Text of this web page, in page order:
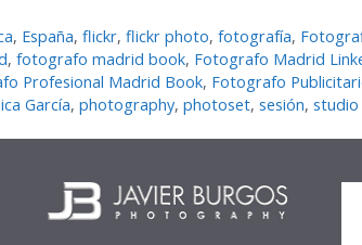
, España,flickr,flickr photo,fotografí­a,
, fotografo madrid book, Fotografo Madrid
Profesional Madrid Book, Fotografo
García, photography, photoset, sesión, studio